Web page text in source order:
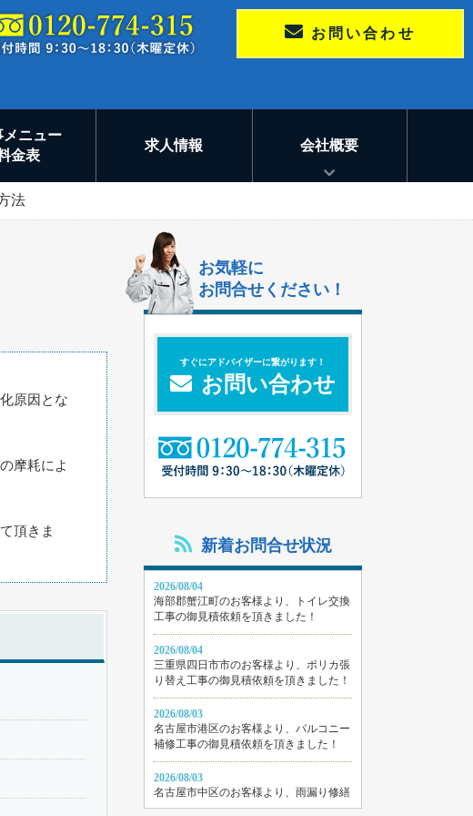
お問い合わせ
メニュー
金表
求人情報 会社概要
法
原因とな
摩耗によ
頂きま
お気軽に
お問合せください！
すぐにアドバイザーに繋がります！
お問い合わせ
新着お問合せ状況
2026/08/04
海部郡蟹江町のお客様より、トイレ交換
工事の御見積依頼を頂きました！
2026/08/04
三重県四日市市のお客様より、ポリカ張
り替え工事の御見積依頼を頂きました！
2026/08/03
名古屋市港区のお客様より、バルコニー
補修工事の御見積依頼を頂きました！
2026/08/03
名古屋市中区のお客様より、雨漏り修繕
工事の御見積依頼を頂きました！